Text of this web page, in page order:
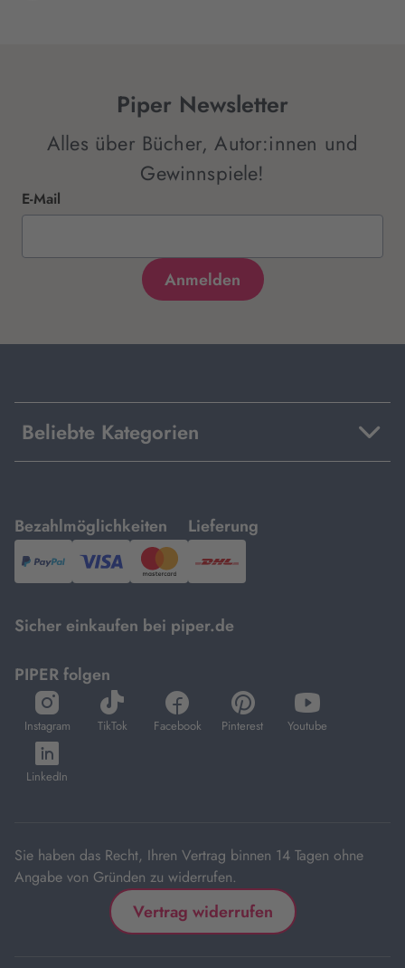
Piper Newsletter
Alles über Bücher, Autor:innen und
Gewinnspiele!
E-Mail
Beliebte Kategorien
Bezahlmöglichkeiten
mit
PayPal,Visa
und
Lieferung
mit
DHL.
Sicher einkaufen bei piper.de
PIPER folgen
Instagram
öffnet
in
neuem
Tab
TikTok
öffnet
in
Facebook
öffnet
in
Pinterest
öffnet
in
Youtube
öffnet
in
LinkedIn
öffnet
in
Sie haben das Recht, Ihren Vertrag binnen 14 Tagen ohne
Angabe von Gründen zu widerrufen.
Vertrag widerrufen